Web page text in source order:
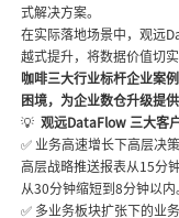
式解决方案。
在实际落地场景中，观远
越式提升，将数据价值切
咖啡三大行业标杆企业案
困境，为企业数仓升级提
💡观远DataFlow 三大客
✅ 业务高速增长下高层决
高层战略推送报表从15分
从30分钟缩短到8分钟以内
✅ 多业务板块扩张下的业